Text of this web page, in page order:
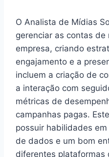
O Analista de Mídias
gerenciar as contas
empresa, criando
engajamento e a
incluem a criação de
a interação com
métricas de
campanhas pagas.
possuir habilidades
de dados e um bom
diferentes plataformas